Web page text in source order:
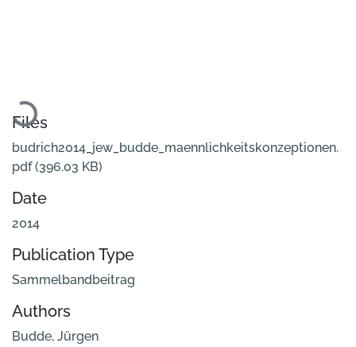
Loading...
Files
budrich2014_jew_budde_maennlichkeitskonzeptionen.
pdf(396.03 KB)
Date
2014
Publication Type
Sammelbandbeitrag
Authors
Budde, Jürgen